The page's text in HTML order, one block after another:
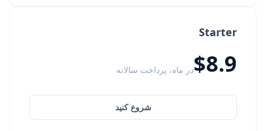
Starter
$8.9در ماه، پرداخت سالانه
شروع کنید